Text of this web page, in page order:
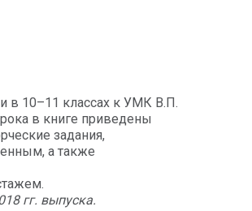
в 10–11 классах к УМК В.П.
в книге приведены
задания,
а также
гг. выпуска.